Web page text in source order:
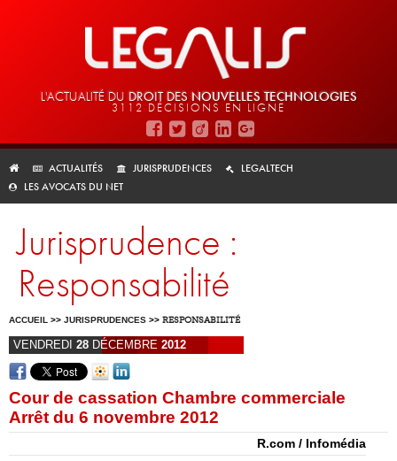
L'ACTUALITÉ DU DROIT DES NOUVELLES TECHNOLOGIES
3112 DÉCISIONS EN LIGNE
ACTUALITÉS JURISPRUDENCES
LEGALTECH
LES AVOCATS DU NET
Jurisprudence :
Responsabilité
ACCUEIL >> JURISPRUDENCES >> RESPONSABILITÉ
VENDREDI 28 DÉCEMBRE 2012
Cour de cassation Chambre commerciale
Arrêt du 6 novembre 2012
R.com / Infomédia